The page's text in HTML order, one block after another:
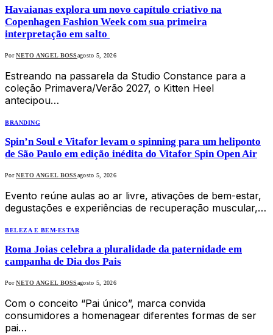
Havaianas explora um novo capítulo criativo na
Copenhagen Fashion Week com sua primeira
interpretação em salto
Por NETO ANGEL BOSSagosto 5, 2026
Estreando na passarela da Studio Constance para a
coleção Primavera/Verão 2027, o Kitten Heel
antecipou…
BRANDING
Spin’n Soul e Vitafor levam o spinning para um heliponto
de São Paulo em edição inédita do Vitafor Spin Open Air
Por NETO ANGEL BOSSagosto 5, 2026
Evento reúne aulas ao ar livre, ativações de bem-estar,
degustações e experiências de recuperação muscular,…
BELEZA E BEM-ESTAR
Roma Joias celebra a pluralidade da paternidade em
campanha de Dia dos Pais
Por NETO ANGEL BOSSagosto 5, 2026
Com o conceito “Pai único”, marca convida
consumidores a homenagear diferentes formas de ser
pai…